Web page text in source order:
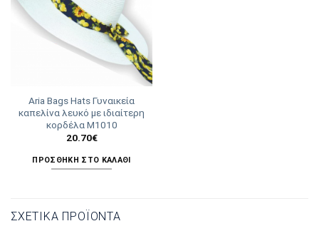
Aria Bags Hats Γυναικεία
καπελίνα λευκό με ιδιαίτερη
κορδέλα Μ1010
20.70€
ΠΡΟΣΘΉΚΗ ΣΤΟ ΚΑΛΆΘΙ
ΣΧΕΤΙΚΆ ΠΡΟΪΌΝΤΑ